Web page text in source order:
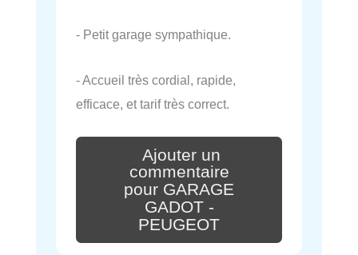
- Petit garage sympathique.
- Accueil très cordial, rapide,
efficace, et tarif très correct.
Ajouter un
commentaire
pour GARAGE
GADOT -
PEUGEOT